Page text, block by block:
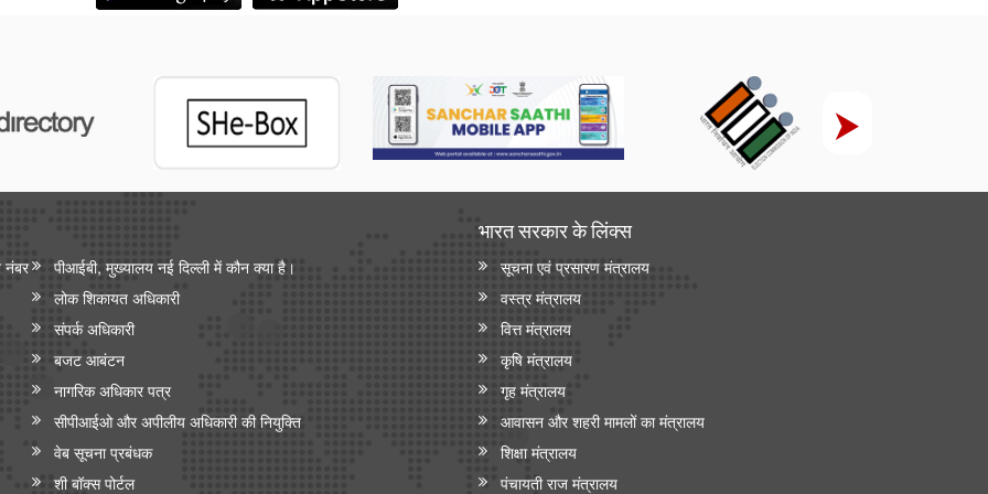
नंबर
पीआईबी, मुख्यालय नई दिल्ली में कौन क्या है।
लोक शिकायत अधिकारी
संपर्क अधिकारी
बजट आबंटन
नागरिक अधिकार पत्र
सीपीआईओ और अपी‍लीय अधिकारी की नियुक्ति
वेब सूचना प्रबंधक
शी बॉक्स पोर्टल
भारत सरकार के लिंक्‍स
सूचना एवं प्रसारण मंत्रालय
वस्त्र मंत्रालय
वित्त मंत्रालय
कृषि मंत्रालय
गृह मंत्रालय
आवासन और शहरी मामलों का मंत्रालय
शिक्षा मंत्रालय
पंचायती राज मंत्रालय